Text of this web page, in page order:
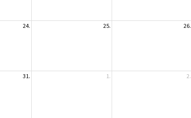
24. 25. 26.
31. 1. 2.